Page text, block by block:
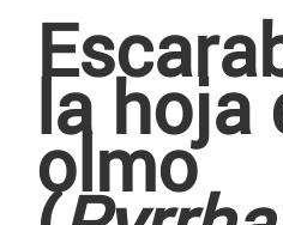
la hoja
olmo